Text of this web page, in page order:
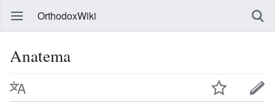
OrthodoxWiki
Anatema